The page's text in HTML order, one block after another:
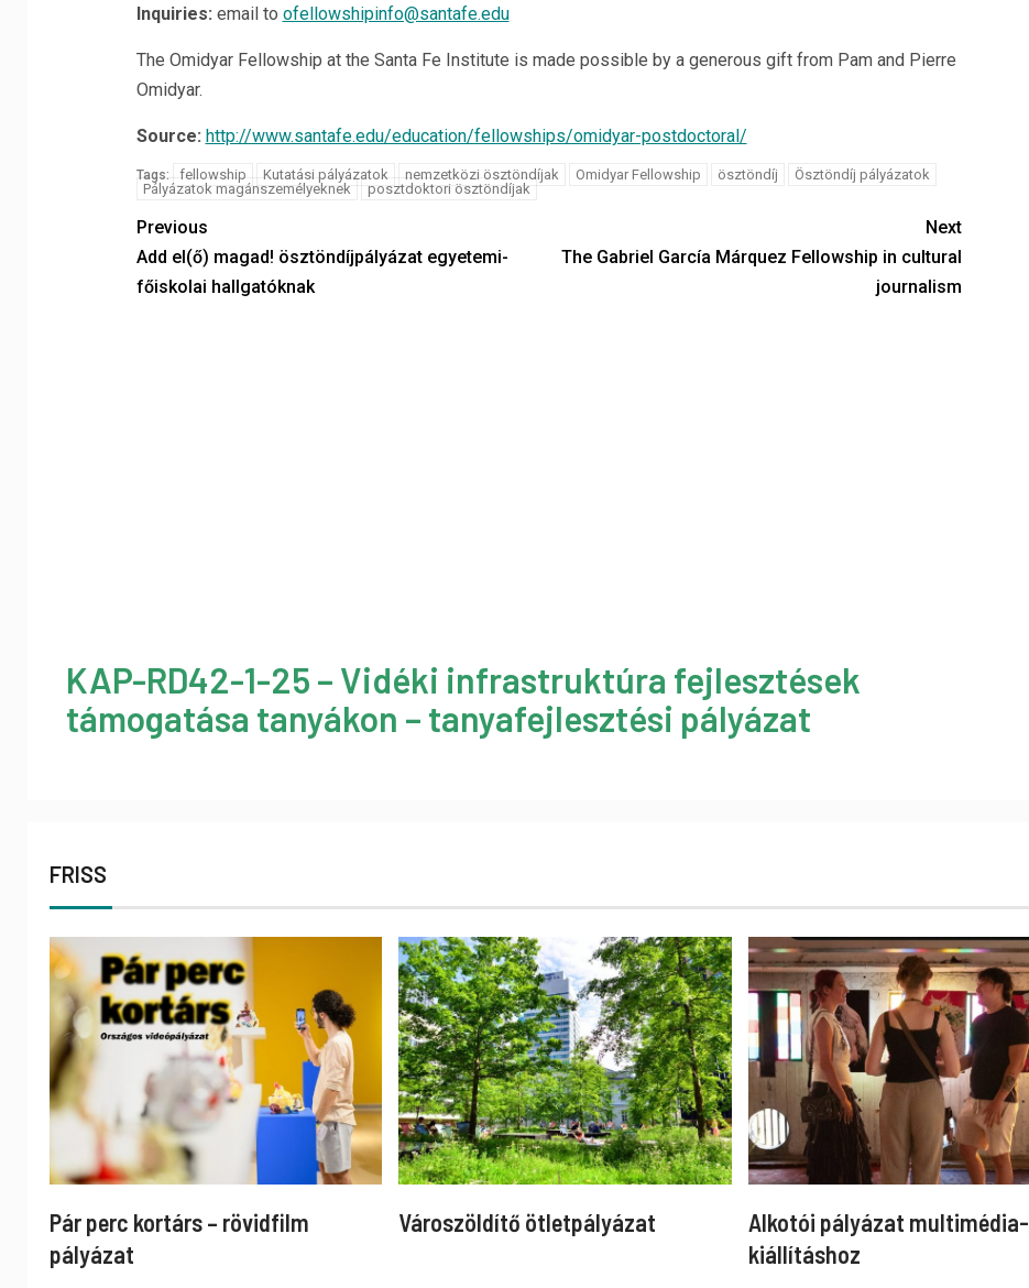
Inquiries: email to ofellowshipinfo@santafe.edu
The Omidyar Fellowship at the Santa Fe Institute is made possible by a generous gift from Pam and Pierre
Omidyar.
Source: http://www.santafe.edu/education/fellowships/omidyar-postdoctoral/
Tags: fellowship Kutatási pályázatok nemzetközi ösztöndíjak Omidyar Fellowship ösztöndíj
Ösztöndíj pályázatok
Pályázatok magánszemélyeknek
posztdoktori ösztöndíjak
Previous
Add el(ő) magad! ösztöndíjpályázat egyetemi-
főiskolai hallgatóknak
Next
The Gabriel García Márquez Fellowship in cultural
journalism
KAP-RD42-1-25 – Vidéki infrastruktúra fejlesztések
támogatása tanyákon – tanyafejlesztési pályázat
FRISS
Pár perc kortárs – rövidfilm
pályázat
Városzöldítő ötletpályázat
Alkotói pályázat multimédia-
kiállításhoz